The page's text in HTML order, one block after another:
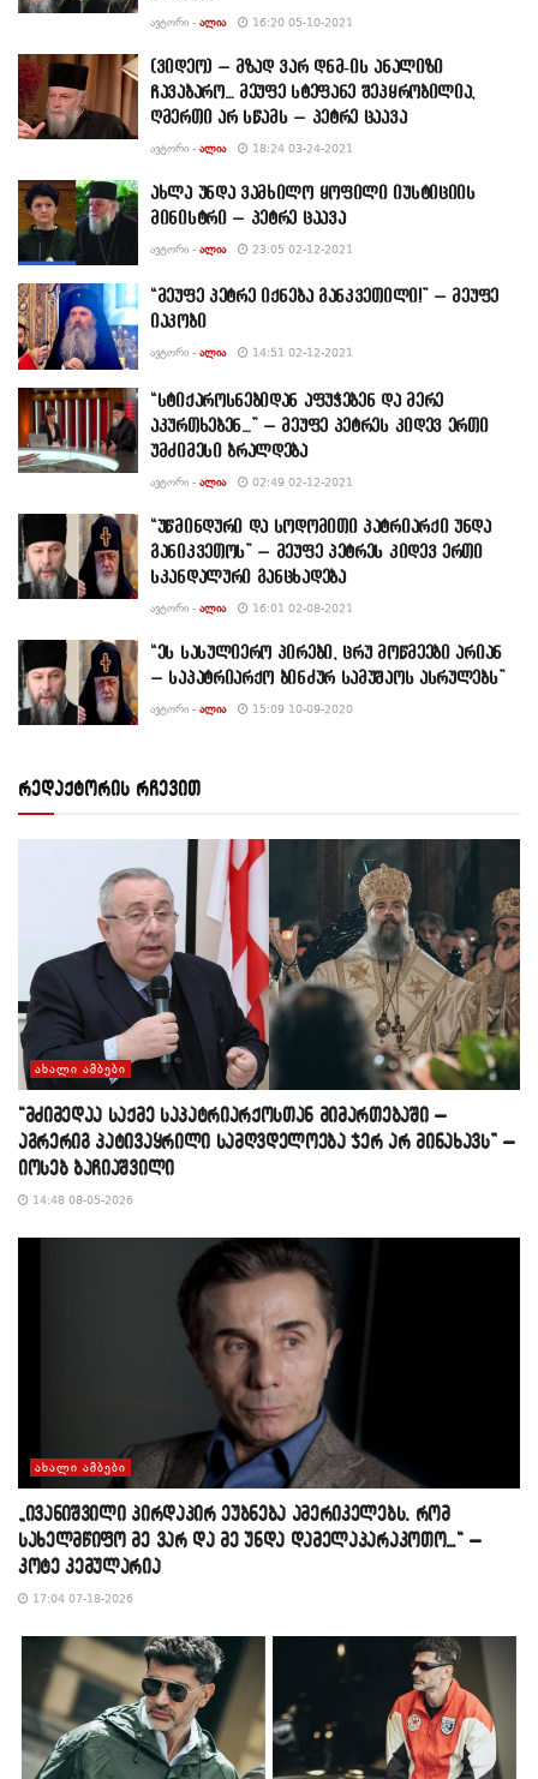
ᲐᲕᲢᲝᲠᲘ - ᲐᲚᲘᲐ 16:20 05-10-2021
(ვიდეო) – მზად ვარ დნმ-ის ანალიზი
ჩავაბარო… მეუფე სტეფანე შეპყრობილია,
ღმერთი არ სწამს – პეტრე ცაავა
ᲐᲕᲢᲝᲠᲘ - ᲐᲚᲘᲐ 18:24 03-24-2021
ახლა უნდა ვამხილო ყოფილი იუსტიციის
მინისტრი – პეტრე ცაავა
ᲐᲕᲢᲝᲠᲘ - ᲐᲚᲘᲐ 23:05 02-12-2021
“მეუფე პეტრე იქნება განკვეთილი!” – მეუფე
იაკობი
ᲐᲕᲢᲝᲠᲘ - ᲐᲚᲘᲐ 14:51 02-12-2021
“სტიქაროსნებიდან აფუჭებენ და მერე
აკურთხებენ…” – მეუფე პეტრეს კიდევ ერთი
უმძიმესი ბრალდება
ᲐᲕᲢᲝᲠᲘ - ᲐᲚᲘᲐ 02:49 02-12-2021
“უწმინდური და სოდომითი პატრიარქი უნდა
განიკვეთოს” – მეუფე პეტრეს კიდევ ერთი
სკანდალური განცხადება
ᲐᲕᲢᲝᲠᲘ - ᲐᲚᲘᲐ 16:01 02-08-2021
“ეს სასულიერო პირები, ცრუ მოწმეები არიან
– საპატრიარქო ბინძურ სამუშაოს ასრულებს”
ᲐᲕᲢᲝᲠᲘ - ᲐᲚᲘᲐ 15:09 10-09-2020
რედაქტორის რჩევით
ᲐᲮᲐᲚᲘ ᲐᲛᲑᲔᲑᲘ
“მძიმედაა საქმე საპატრიარქოსთან მიმართებაში –
აგრერიგ პატივაყრილი სამღვდელოება ჯერ არ მინახავს” –
იოსებ ბაჩიაშვილი
14:48 08-05-2026
ᲐᲮᲐᲚᲘ ᲐᲛᲑᲔᲑᲘ
„ივანიშვილი პირდაპირ ეუბნება ამერიკელებს, რომ
სახელმწიფო მე ვარ და მე უნდა დამელაპარაკოთო…“ –
კოტე კემულარია
17:04 07-18-2026